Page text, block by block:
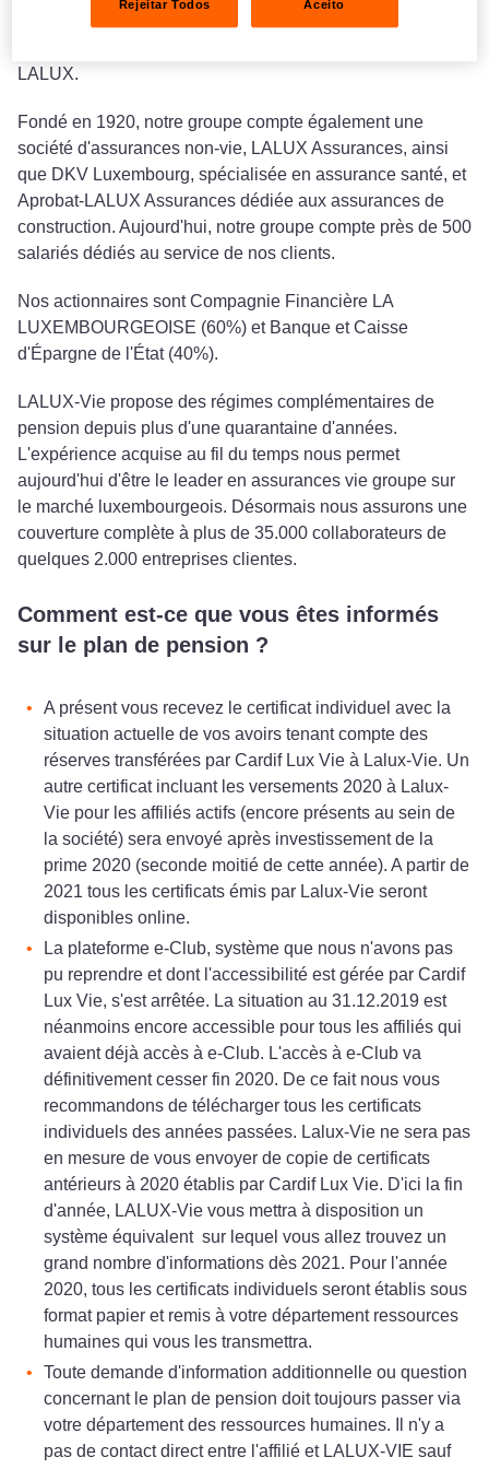
LALUX.
Fondé en 1920, notre groupe compte également une
société d'assurances non-vie, LALUX Assurances, ainsi
que DKV Luxembourg, spécialisée en assurance santé, et
Aprobat-LALUX Assurances dédiée aux assurances de
construction. Aujourd'hui, notre groupe compte près de 500
salariés dédiés au service de nos clients.
Nos actionnaires sont Compagnie Financière LA
LUXEMBOURGEOISE (60%) et Banque et Caisse
d'Épargne de l'État (40%).
LALUX-Vie propose des régimes complémentaires de
pension depuis plus d'une quarantaine d'années.
L'expérience acquise au fil du temps nous permet
aujourd'hui d'être le leader en assurances vie groupe sur
le marché luxembourgeois. Désormais nous assurons une
couverture complète à plus de 35.000 collaborateurs de
quelques 2.000 entreprises clientes.
Comment est-ce que vous êtes informés
sur le plan de pension ?
A présent vous recevez le certificat individuel avec la
situation actuelle de vos avoirs tenant compte des
réserves transférées par Cardif Lux Vie à Lalux-Vie. Un
autre certificat incluant les versements 2020 à Lalux-
Vie pour les affiliés actifs (encore présents au sein de
la société) sera envoyé après investissement de la
prime 2020 (seconde moitié de cette année). A partir de
2021 tous les certificats émis par Lalux-Vie seront
disponibles online.
La plateforme e‑Club, système que nous n'avons pas
pu reprendre et dont l'accessibilité est gérée par Cardif
Lux Vie, s'est arrêtée. La situation au 31.12.2019 est
néanmoins encore accessible pour tous les affiliés qui
avaient déjà accès à e-Club. L'accès à e-Club va
définitivement cesser fin 2020. De ce fait nous vous
recommandons de télécharger tous les certificats
individuels des années passées. Lalux-Vie ne sera pas
en mesure de vous envoyer de copie de certificats
antérieurs à 2020 établis par Cardif Lux Vie. D'ici la fin
d'année, LALUX-Vie vous mettra à disposition un
système équivalent sur lequel vous allez trouvez un
grand nombre d'informations dès 2021. Pour l'année
2020, tous les certificats individuels seront établis sous
format papier et remis à votre département ressources
humaines qui vous les transmettra.
Toute demande d'information additionnelle ou question
concernant le plan de pension doit toujours passer via
votre département des ressources humaines. Il n'y a
pas de contact direct entre l'affilié et LALUX-VIE sauf
Rejeitar Todos Aceito